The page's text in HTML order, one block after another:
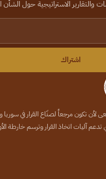
الاستراتيجية حول الشأن
اشتراك
تكون مرجعاً لصنّاع القرار في سوريا
تدعم آليات اتخاذ القرار وترسم خارطة